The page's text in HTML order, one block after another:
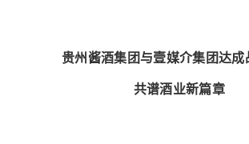
贵州酱酒集团与壹媒介集团达成
共谱酒业新篇章